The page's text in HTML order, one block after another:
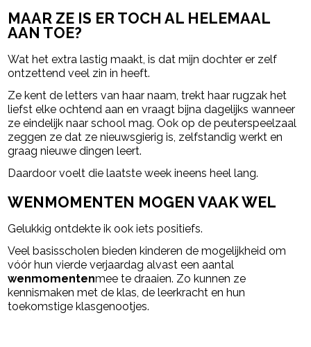
MAAR ZE IS ER TOCH AL HELEMAAL
AAN TOE?
Wat het extra lastig maakt, is dat mijn dochter er zelf
ontzettend veel zin in heeft.
Ze kent de letters van haar naam, trekt haar rugzak het
liefst elke ochtend aan en vraagt bijna dagelijks wanneer
ze eindelijk naar school mag. Ook op de peuterspeelzaal
zeggen ze dat ze nieuwsgierig is, zelfstandig werkt en
graag nieuwe dingen leert.
Daardoor voelt die laatste week ineens heel lang.
WENMOMENTEN MOGEN VAAK WEL
Gelukkig ontdekte ik ook iets positiefs.
Veel basisscholen bieden kinderen de mogelijkheid om
vóór hun vierde verjaardag alvast een aantal
wenmomentenmee te draaien. Zo kunnen ze
kennismaken met de klas, de leerkracht en hun
toekomstige klasgenootjes.